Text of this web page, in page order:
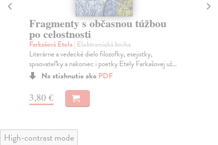
Fragmenty s občasnou túžbou
po celostnosti
Farkašová Etela| Elektronická kniha
Literárne a vedecké dielo filozofky, esejistky,
spisovateľky a nakoniec i poetky Etely Farkašovej už...
Na stiahnutie ako PDF
3,80 €
High-contrast mode